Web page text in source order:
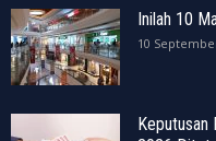
Inilah 10
10
Keputusan